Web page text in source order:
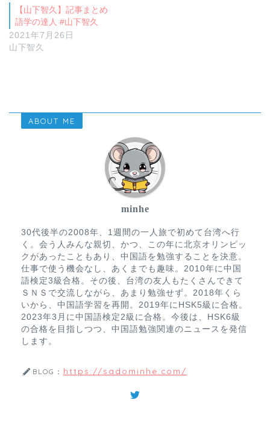
【山下智久】記事まとめ
語学の達人 #山下智久
2021年7月26日
山下智久
ABOUT ME
minhe
30代後半の2008年、1週間の一人旅で初めて台湾へ行
く。会う人みんな親切、かつ、この年に北京オリンピッ
クがあったこともあり、中国語を勉強することを決意。
仕事で使う機会なし、あくまでも趣味。2010年に中国
語検定3級合格。その後、台湾の友人もたくさんできて
ＳＮＳで交流しながら、あまり勉強せず。2018年くら
いから、中国語学習を再開。2019年にHSK5級に合格。
2023年3月に中国語検定2級に合格。今後は、HSK6級
の合格を目指しつつ、中国語勉強関連のニュースを発信
します。
BLOG： https://sadominhe.com/